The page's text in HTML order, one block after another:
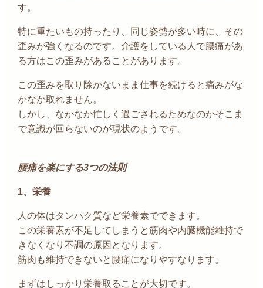
す。
特に重たいもの持ったり、同じ姿勢が多い時に、その
歪みが強くなるのです。 介護をしている人で腰痛があ
る方はこの歪みがあることがあります。
この歪みを取り除かないまま仕事を続けると痛みがな
かなか取れません。
しかし、なかなか忙しく過ごされるためなのかそこま
で意識が回らないのが現状のよう です。
腰痛を楽にする3つの法則
1、 栄養
人の体はタンパク質など栄養素でできます。
この栄養素が不足してしまうと筋肉や内臓機能維持で
きなくなり不調の原因となります。
筋肉も維持できないと腰痛になりやすなります。
まずはしっかり栄養取る ことが大切です。